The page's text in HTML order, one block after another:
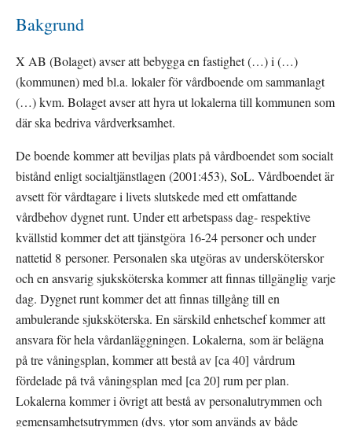
Bakgrund
X AB (Bolaget) avser att bebygga en fastighet (…) i (…)
(kommunen) med bl.a. lokaler för vårdboende om sammanlagt
(…) kvm. Bolaget avser att hyra ut lokalerna till kommunen som
där ska bedriva vårdverksamhet.
De boende kommer att beviljas plats på vårdboendet som socialt
bistånd enligt socialtjänstlagen (2001:453), SoL. Vårdboendet är
avsett för vårdtagare i livets slutskede med ett omfattande
vårdbehov dygnet runt. Under ett arbetspass dag- respektive
kvällstid kommer det att tjänstgöra 16‑24 personer och under
nattetid 8 personer. Personalen ska utgöras av undersköterskor
och en ansvarig sjuksköterska kommer att finnas tillgänglig varje
dag. Dygnet runt kommer det att finnas tillgång till en
ambulerande sjuksköterska. En särskild enhetschef kommer att
ansvara för hela vårdanläggningen. Lokalerna, som är belägna
på tre våningsplan, kommer att bestå av [ca 40] vårdrum
fördelade på två våningsplan med [ca 20] rum per plan.
Lokalerna kommer i övrigt att bestå av personalutrymmen och
gemensamhetsutrymmen (dvs. ytor som används av både